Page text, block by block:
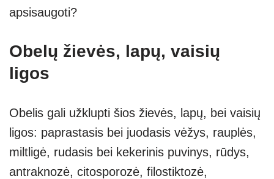
apsisaugoti?
Obelų žievės, lapų, vaisių
ligos
Obelis gali užklupti šios žievės, lapų, bei vaisių
ligos: paprastasis bei juodasis vėžys, rauplės,
miltligė, rudasis bei kekerinis puvinys, rūdys,
antraknozė, citosporozė, filostiktozė,